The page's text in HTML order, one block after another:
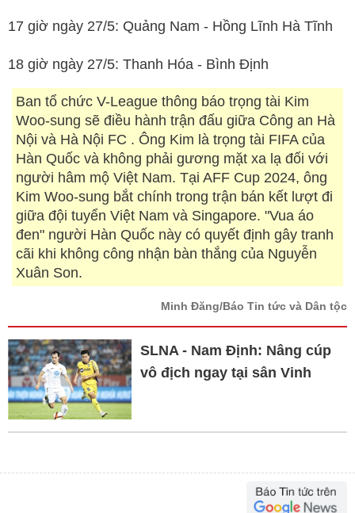
17 giờ ngày 27/5: Quảng Nam - Hồng Lĩnh Hà Tĩnh
18 giờ ngày 27/5: Thanh Hóa - Bình Định
Ban tổ chức V-League thông báo trọng tài Kim
Woo-sung sẽ điều hành trận đấu giữa Công an Hà
Nội và Hà Nội FC . Ông Kim là trọng tài FIFA của
Hàn Quốc và không phải gương mặt xa lạ đối với
người hâm mộ Việt Nam. Tại AFF Cup 2024, ông
Kim Woo-sung bắt chính trong trận bán kết lượt đi
giữa đội tuyển Việt Nam và Singapore. "Vua áo
đen" người Hàn Quốc này có quyết định gây tranh
cãi khi không công nhận bàn thắng của Nguyễn
Xuân Son.
Minh Đăng/Báo Tin tức và Dân tộc
SLNA - Nam Định: Nâng cúp
vô địch ngay tại sân Vinh